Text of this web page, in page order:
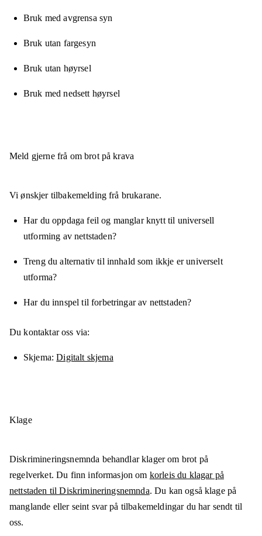
Bruk med avgrensa syn
Bruk utan fargesyn
Bruk utan høyrsel
Bruk med nedsett høyrsel
Meld gjerne frå om brot på krava
Vi ønskjer tilbakemelding frå brukarane.
Har du oppdaga feil og manglar knytt til universell
utforming av nettstaden?
Treng du alternativ til innhald som ikkje er universelt
utforma?
Har du innspel til forbetringar av nettstaden?
Du kontaktar oss via:
Skjema Digitalt skjema
Klage
Diskrimineringsnemnda behandlar klager om brot på
regelverket. Du finn informasjon om korleis du klagar på
nettstaden til Diskrimineringsnemnda. Du kan også klage på
manglande eller seint svar på tilbakemeldingar du har sendt til
oss.